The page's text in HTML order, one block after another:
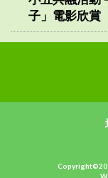
子」電影欣賞